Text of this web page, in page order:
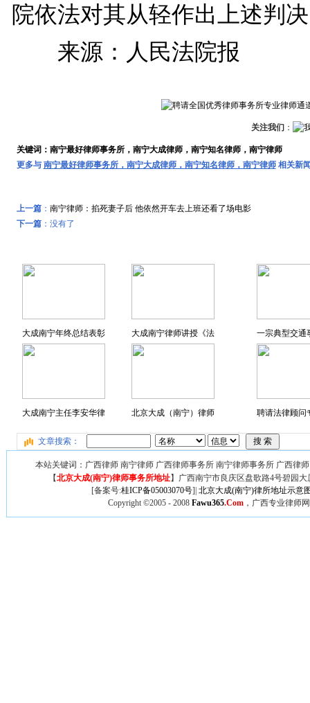
院依法对其从轻作出上述判
来源：人民法院报
关注我们 ：
关键词：南宁最好律师事务所，南宁大成律师，南宁知名律师，南宁律师
更多与 南宁最好律师事务所，南宁大成律师，南宁知名律师，南宁律师相关新
上一篇： 南宁律师：掐死妻子后 他依然开车去上班还看了场电影
下一篇：没有了
大成南宁年终总结表彰 大成南宁律师讲授《法
大成南宁主任李安华律 北京大成（南宁）律师
一宗典型交通
聘请法律顾问
文章搜索：
本站关键词：广西律师 南宁律师 广西律师事务所 南宁律师事务所 广西律
【北京大成(南宁)律师事务所地址】广西南宁市良庆区盘歌路4号碧园
[备案号:桂ICP备05003070号]| 北京大成(南宁)律所地址示意
Copyright ©2005 - 2008 Fawu365.Com，广西专业律师